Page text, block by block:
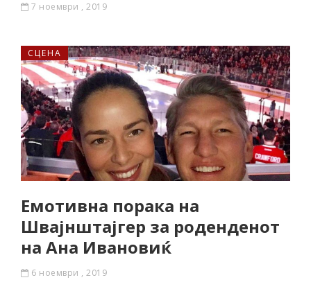
7 ноември , 2019
СЦЕНА
Емотивна порака на
Швајнштајгер за роденденот
на Ана Ивановиќ
6 ноември , 2019